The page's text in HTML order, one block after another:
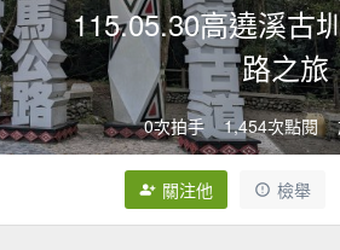
115.05.30高遶溪古
路之旅
0次拍手 1,454次點閱
關注他 檢舉